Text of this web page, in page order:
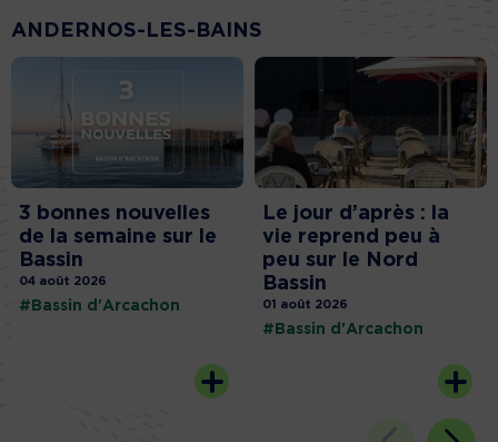
ANDERNOS-LES-BAINS
3 bonnes nouvelles
de la semaine sur le
Bassin
04 août 2026
#Bassin d'Arcachon
Le jour d’après : la
vie reprend peu à
peu sur le Nord
Bassin
01 août 2026
#Bassin d'Arcachon